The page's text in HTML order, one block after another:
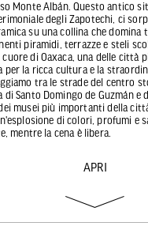
Monte Albán. Questo antico
degli Zapotechi, ci
su una collina che domina
piramidi, terrazze e steli
di Oaxaca, una delle città
per la ricca cultura e la
tra le strade del centro
di Santo Domingo de Guzmán e
musei più importanti della
di colori, profumi e
mentre la cena è libera.
APRI